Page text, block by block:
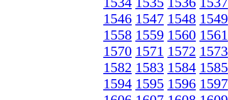
1546 1547 1548 1549
1558 1559 1560 1561
1570 1571 1572 1573
1582 1583 1584 1585
1594 1595 1596 1597